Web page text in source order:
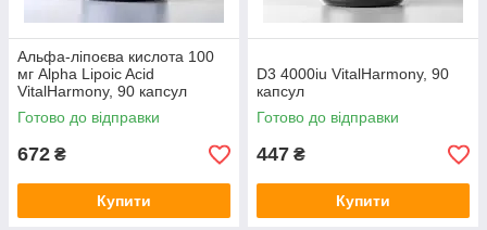
Альфа-ліпоєва кислота 100
мг Alpha Lipoic Acid
VitalHarmony, 90 капсул
Готово до відправки
672 ₴
Купити
D3 4000iu VitalHarmony, 90
капсул
Готово до відправки
447 ₴
Купити